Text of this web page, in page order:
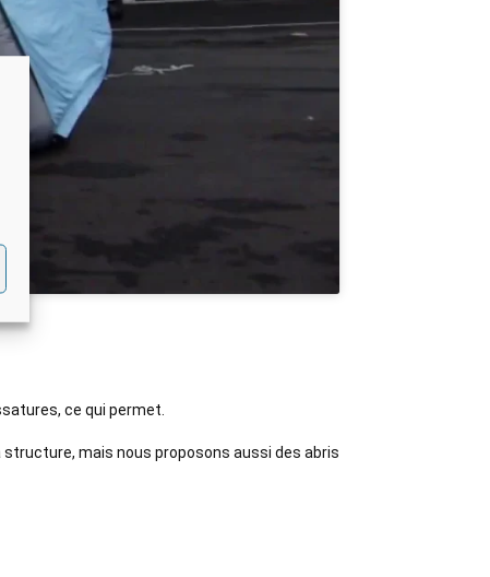
ce qui permet.
structure, mais nous proposons aussi des abris